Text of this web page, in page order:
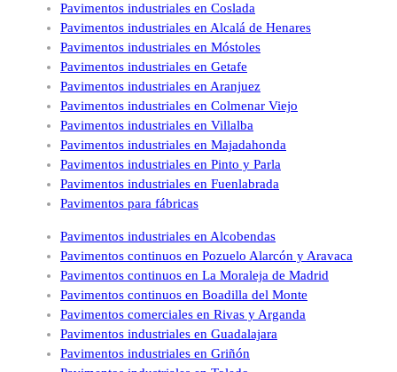
Pavimentos industriales en Coslada
Pavimentos industriales en Alcalá de Henares
Pavimentos industriales en Móstoles
Pavimentos industriales en Getafe
Pavimentos industriales en Aranjuez
Pavimentos industriales en Colmenar Viejo
Pavimentos industriales en Villalba
Pavimentos industriales en Majadahonda
Pavimentos industriales en Pinto y Parla
Pavimentos industriales en Fuenlabrada
Pavimentos para fábricas
Pavimentos industriales en Alcobendas
Pavimentos continuos en Pozuelo Alarcón y Aravaca
Pavimentos continuos en La Moraleja de Madrid
Pavimentos continuos en Boadilla del Monte
Pavimentos comerciales en Rivas y Arganda
Pavimentos industriales en Guadalajara
Pavimentos industriales en Griñón